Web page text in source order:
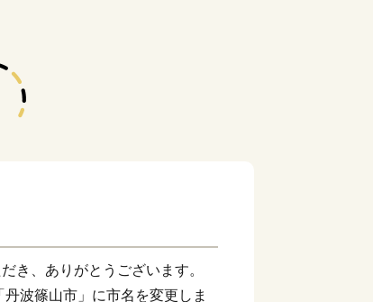
き、ありがとうございます。
波篠山市」に市名を変更しま